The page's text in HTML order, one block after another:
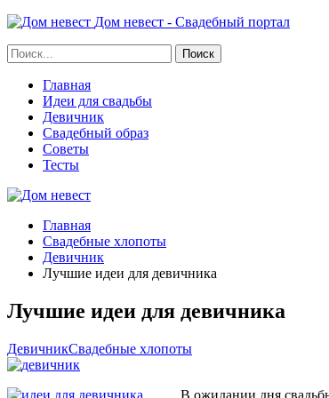
Дом невест - Свадебный портал
Главная
Идеи для свадьбы
Девичник
Свадебный образ
Советы
Тесты
Главная
Свадебные хлопоты
Девичник
Лучшие идеи для девичника
Лучшие идеи для девичника
ДевичникСвадебные хлопоты
В ожидании дня